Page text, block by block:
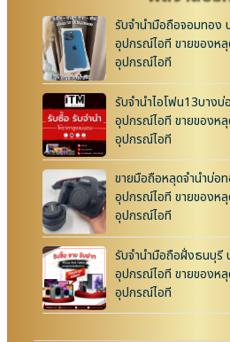
รับจำนำมือถือจอมทอง
อุปกรณ์ไอที ขายของหลุ
อุปกรณ์ไอที
รับจำนำไอโฟน13บางบ่
อุปกรณ์ไอที ขายของหลุ
อุปกรณ์ไอที
ขายมือถือหลุดจำนำบ่อ
อุปกรณ์ไอที ขายของหลุ
อุปกรณ์ไอที
รับจำนำมือถือฝั่งธนบุรี
อุปกรณ์ไอที ขายของหลุ
อุปกรณ์ไอที